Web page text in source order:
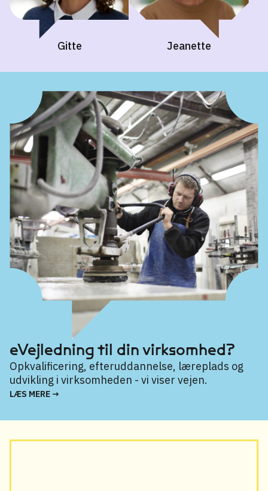
Gitte Jeanette
eVejledning til din virksomhed?
Opkvalificering, efteruddannelse, læreplads og
udvikling i virksomheden - vi viser vejen.
LÆS MERE →